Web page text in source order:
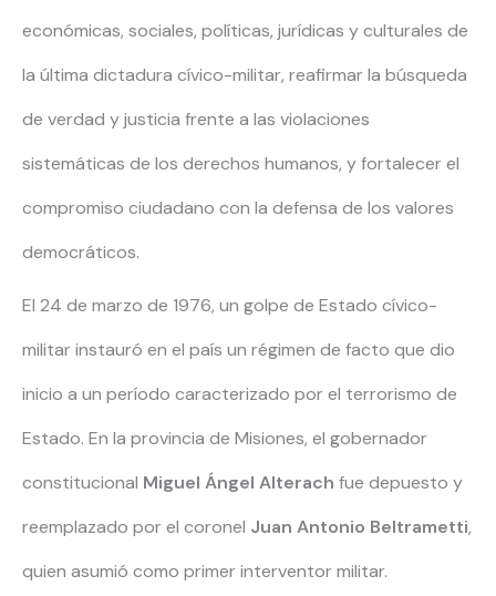
económicas, sociales, políticas, jurídicas y culturales de
la última dictadura cívico-militar, reafirmar la búsqueda
de verdad y justicia frente a las violaciones
sistemáticas de los derechos humanos, y fortalecer el
compromiso ciudadano con la defensa de los valores
democráticos.
El 24 de marzo de 1976, un golpe de Estado cívico-
militar instauró en el país un régimen de facto que dio
inicio a un período caracterizado por el terrorismo de
Estado. En la provincia de Misiones, el gobernador
constitucional Miguel Ángel Alterach fue depuesto y
reemplazado por el coronel Juan Antonio Beltrametti,
quien asumió como primer interventor militar.